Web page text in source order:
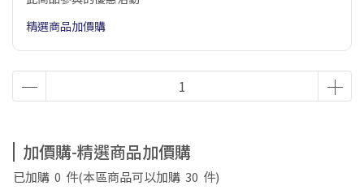
精選商品加價購
加價購-精選商品加價購
已加購 0 件(本區商品可以加購 30 件)